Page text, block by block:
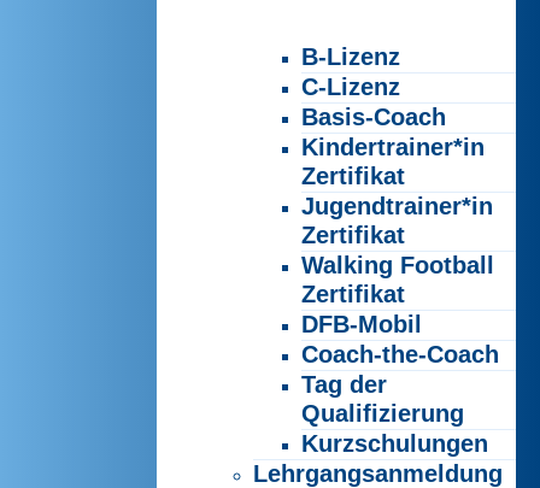
B-Lizenz
C-Lizenz
Basis-Coach
Kindertrainer*in
Zertifikat
Jugendtrainer*in
Zertifikat
Walking Football
Zertifikat
DFB-Mobil
Coach-the-Coach
Tag der
Qualifizierung
Kurzschulungen
Lehrgangsanmeldung